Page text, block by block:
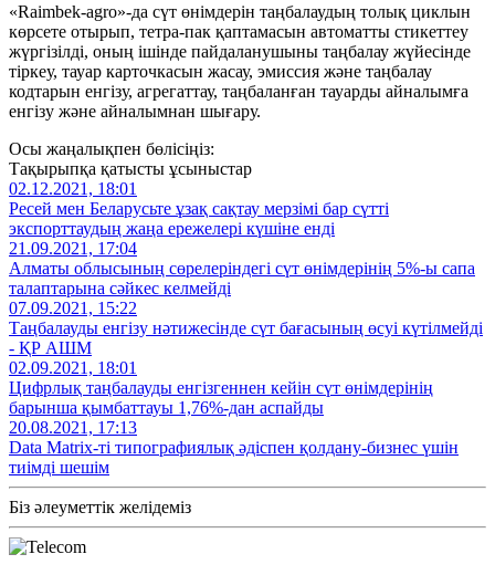
«Raimbek-agro»-да сүт өнімдерін таңбалаудың толық циклын
көрсете отырып, тетра-пак қаптамасын автоматты стикеттеу
жүргізілді, оның ішінде пайдаланушыны таңбалау жүйесінде
тіркеу, тауар карточкасын жасау, эмиссия және таңбалау
кодтарын енгізу, агрегаттау, таңбаланған тауарды айналымға
енгізу және айналымнан шығару.
Осы жаңалықпен бөлісіңіз:
Тақырыпқа қатысты ұсыныстар
02.12.2021, 18:01
Ресей мен Беларусьте ұзақ сақтау мерзімі бар сүтті
экспорттаудың жаңа ережелері күшіне енді
21.09.2021, 17:04
Алматы облысының сөрелеріндегі сүт өнімдерінің 5%-ы сапа
талаптарына сәйкес келмейді
07.09.2021, 15:22
Таңбалауды енгізу нәтижесінде сүт бағасының өсуі күтілмейді
- ҚР АШМ
02.09.2021, 18:01
Цифрлық таңбалауды енгізгеннен кейін сүт өнімдерінің
барынша қымбаттауы 1,76%-дан аспайды
20.08.2021, 17:13
Data Matrix-ті типографиялық әдіспен қолдану-бизнес үшін
тиімді шешім
Біз әлеуметтік желідеміз